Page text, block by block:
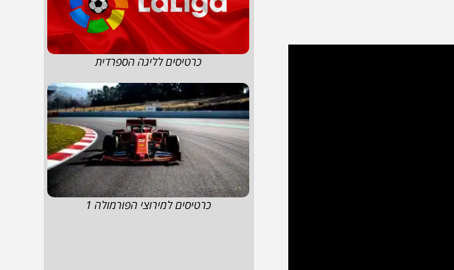
כרטיסים לליגה הספרדית
כרטיסים למירוצי הפורמולה 1